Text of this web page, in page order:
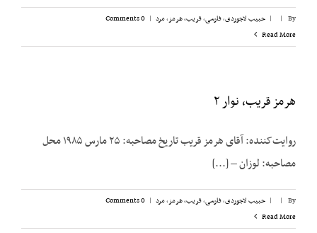
By
|
| حبیب لاجوردی,فارسی,قریب، هرمز,مرد |
0 Comments
Read More
هرمز قریب، نوار ۲
روایت‌کننده: آقای هرمز قریب تاریخ مصاحبه: ۲۵ مارس ۱۹۸۵ محل
مصاحبه: لوزان – [...]
By
|
| حبیب لاجوردی,فارسی,قریب، هرمز,مرد |
0 Comments
Read More